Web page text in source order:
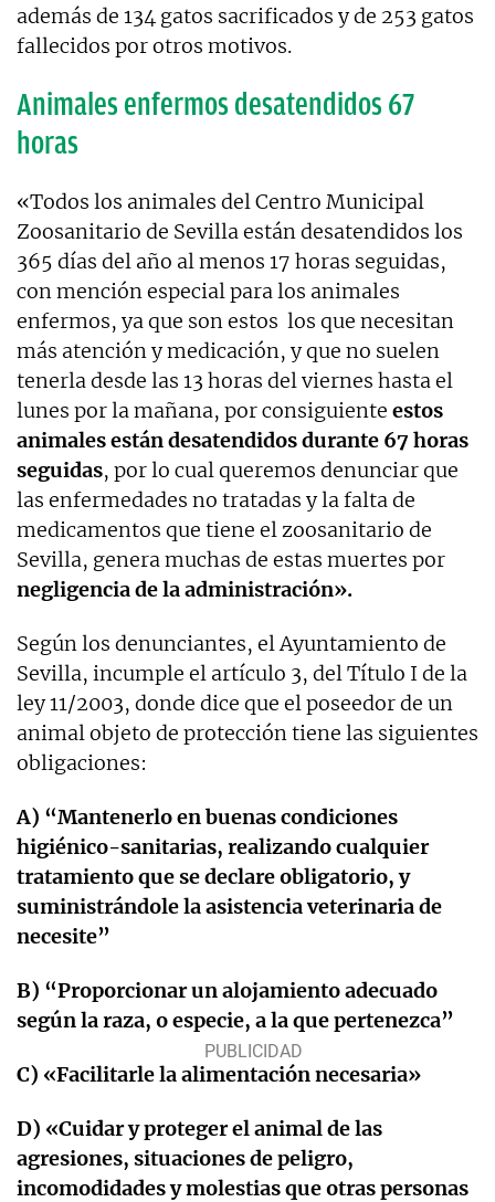
además de 134 gatos sacrificados y de 253 gatos
fallecidos por otros motivos.
Animales enfermos desatendidos 67
horas
«Todos los animales del Centro Municipal
Zoosanitario de Sevilla están desatendidos los
365 días del año al menos 17 horas seguidas,
con mención especial para los animales
enfermos, ya que son estos los que necesitan
más atención y medicación, y que no suelen
tenerla desde las 13 horas del viernes hasta el
lunes por la mañana, por consiguiente estos
animales están desatendidos durante 67 horas
seguidas, por lo cual queremos denunciar que
las enfermedades no tratadas y la falta de
medicamentos que tiene el zoosanitario de
Sevilla, genera muchas de estas muertes por
negligencia de la administración».
Según los denunciantes, el Ayuntamiento de
Sevilla, incumple el artículo 3, del Título I de la
ley 11/2003, donde dice que el poseedor de un
animal objeto de protección tiene las siguientes
obligaciones:
A) “Mantenerlo en buenas condiciones
higiénico-sanitarias, realizando cualquier
tratamiento que se declare obligatorio, y
suministrándole la asistencia veterinaria de
necesite”
B) “Proporcionar un alojamiento adecuado
según la raza, o especie, a la que pertenezca”
C) «Facilitarle la alimentación necesaria»
D) «Cuidar y proteger el animal de las
agresiones, situaciones de peligro,
incomodidades y molestias que otras personas